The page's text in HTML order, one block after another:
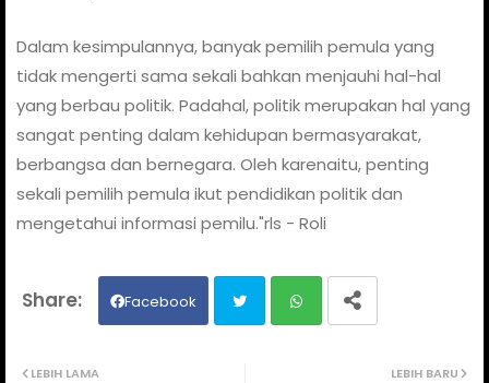
Dalam kesimpulannya, banyak pemilih pemula yang
tidak mengerti sama sekali bahkan menjauhi hal-hal
yang berbau politik. Padahal, politik merupakan hal yang
sangat penting dalam kehidupan bermasyarakat,
berbangsa dan bernegara. Oleh karenaitu, penting
sekali pemilih pemula ikut pendidikan politik dan
mengetahui informasi pemilu."rls - Roli
Facebook
LEBIH BARU
LEBIH LAMA